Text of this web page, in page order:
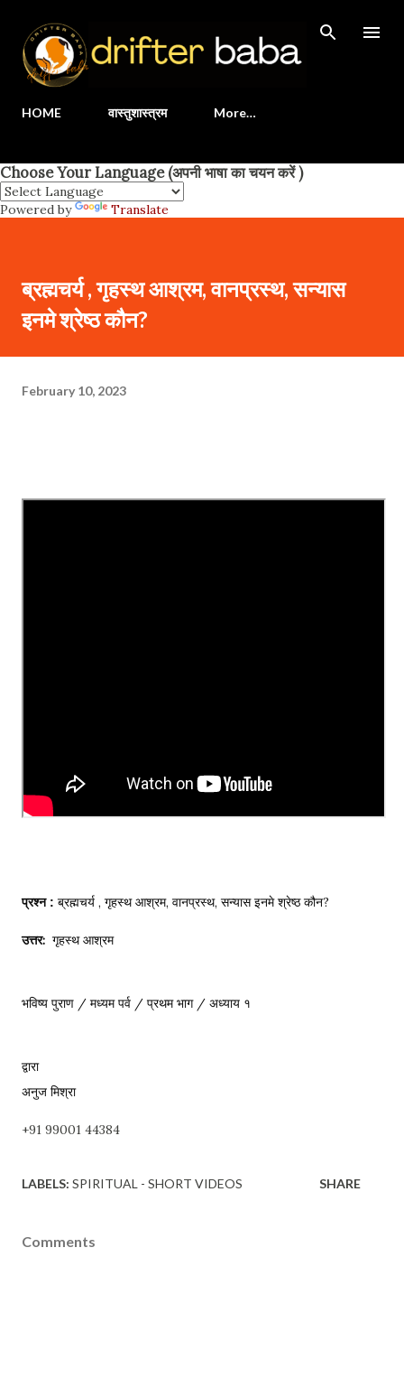
HOME वास्तुशास्त्रम More…
Choose Your Language (अपनी भाषा का चयन करें )
Powered by Translate
ब्रह्मचर्य , गृहस्थ आश्रम, वानप्रस्थ, सन्यास
इनमे श्रेष्ठ कौन?
February 10, 2023
प्रश्न : ब्रह्मचर्य , गृहस्थ आश्रम, वानप्रस्थ, सन्यास इनमे श्रेष्ठ कौन?
उत्तर:
  गृहस्थ आश्रम
भविष्य पुराण / मध्यम पर्व / प्रथम भाग / अध्याय १
द्वारा
अनुज मिश्रा
+91 99001 44384
LABELS: SPIRITUAL - SHORT VIDEOS SHARE
Comments